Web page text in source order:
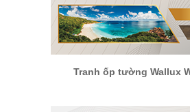
Tranh ốp tường Wallux